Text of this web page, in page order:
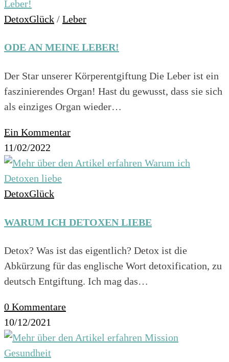
DetoxGlück / Leber
ODE AN MEINE LEBER!
Der Star unserer Körperentgiftung Die Leber ist ein
faszinierendes Organ! Hast du gewusst, dass sie sich
als einziges Organ wieder…
Ein Kommentar
11/02/2022
DetoxGlück
WARUM ICH DETOXEN LIEBE
Detox? Was ist das eigentlich? Detox ist die
Abkürzung für das englische Wort detoxification, zu
deutsch Entgiftung. Ich mag das…
0 Kommentare
10/12/2021